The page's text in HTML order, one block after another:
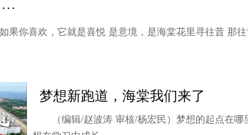
果你喜欢，它就是喜悦 是意境，是海棠花里寻往昔 那
梦想新跑道，海棠我们来了
（编辑/赵波涛 审核/杨宏民）梦想的起点在